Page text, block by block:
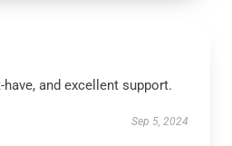
and excellent support.
Sep 5, 2024